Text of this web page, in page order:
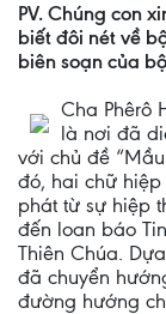
PV. Chúng con
biết đôi nét về
biên soạn của
Cha Phêrô
là nơi đã
với chủ đề
đó, hai chữ
phát từ sự hiệp
đến loan báo
Thiên Chúa.
đã chuyển
đường hướng